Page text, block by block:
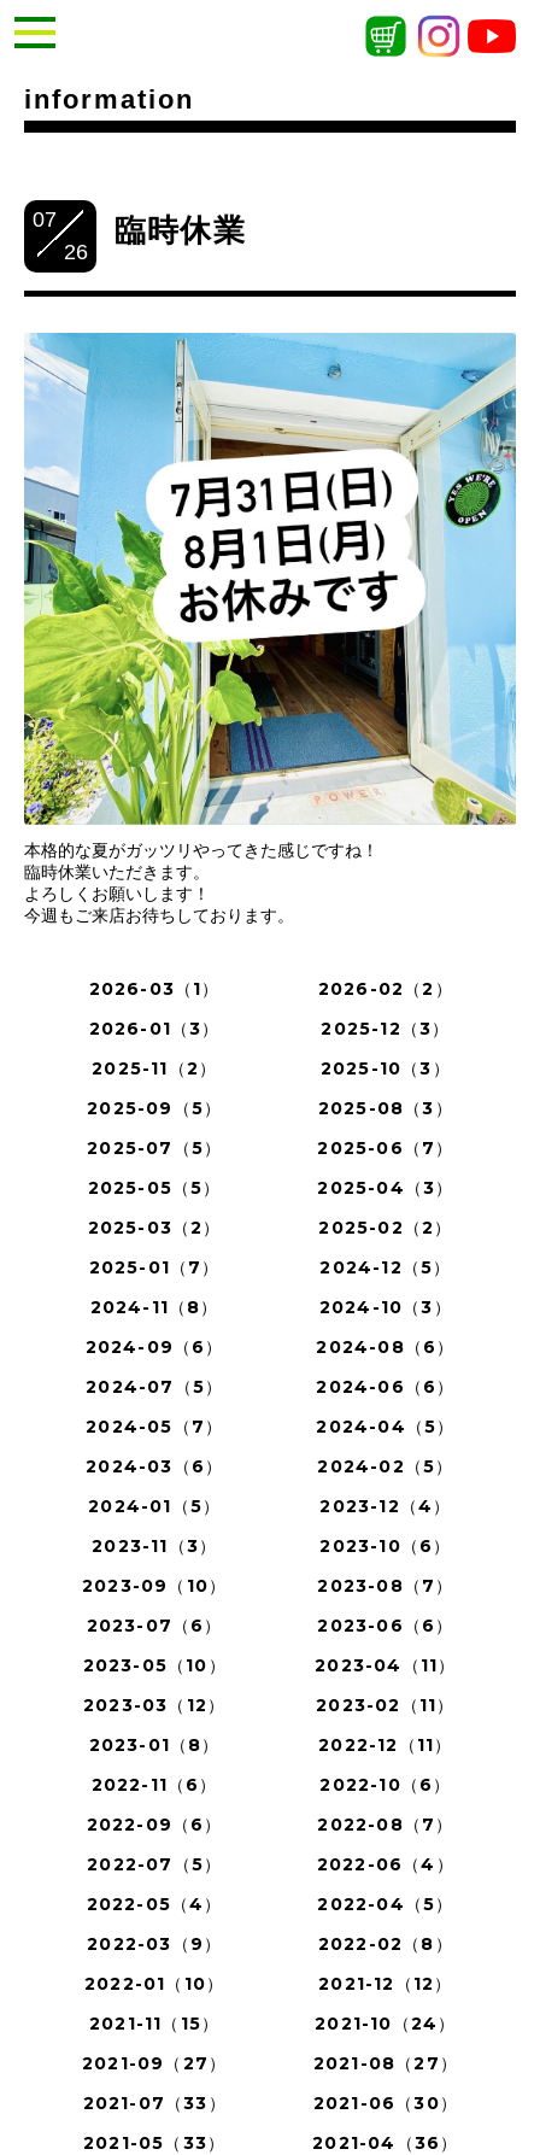
information
07
26
臨時休業
本格的な夏がガッツリやってきた感じですね！
臨時休業いただきます。
よろしくお願いします！
今週もご来店お待ちしております。
2026-03（1）
2026-02（2）
2026-01（3）
2025-12（3）
2025-11（2）
2025-10（3）
2025-09（5）
2025-08（3）
2025-07（5）
2025-06（7）
2025-05（5）
2025-04（3）
2025-03（2）
2025-02（2）
2025-01（7）
2024-12（5）
2024-11（8）
2024-10（3）
2024-09（6）
2024-08（6）
2024-07（5）
2024-06（6）
2024-05（7）
2024-04（5）
2024-03（6）
2024-02（5）
2024-01（5）
2023-12（4）
2023-11（3）
2023-10（6）
2023-09（10）
2023-08（7）
2023-07（6）
2023-06（6）
2023-05（10）
2023-04（11）
2023-03（12）
2023-02（11）
2023-01（8）
2022-12（11）
2022-11（6）
2022-10（6）
2022-09（6）
2022-08（7）
2022-07（5）
2022-06（4）
2022-05（4）
2022-04（5）
2022-03（9）
2022-02（8）
2022-01（10）
2021-12（12）
2021-11（15）
2021-10（24）
2021-09（27）
2021-08（27）
2021-07（33）
2021-06（30）
2021-05（33）
2021-04（36）